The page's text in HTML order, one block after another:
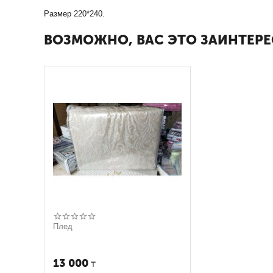
Размер 220*240.
ВОЗМОЖНО, ВАС ЭТО
Плед
13 000 ₸